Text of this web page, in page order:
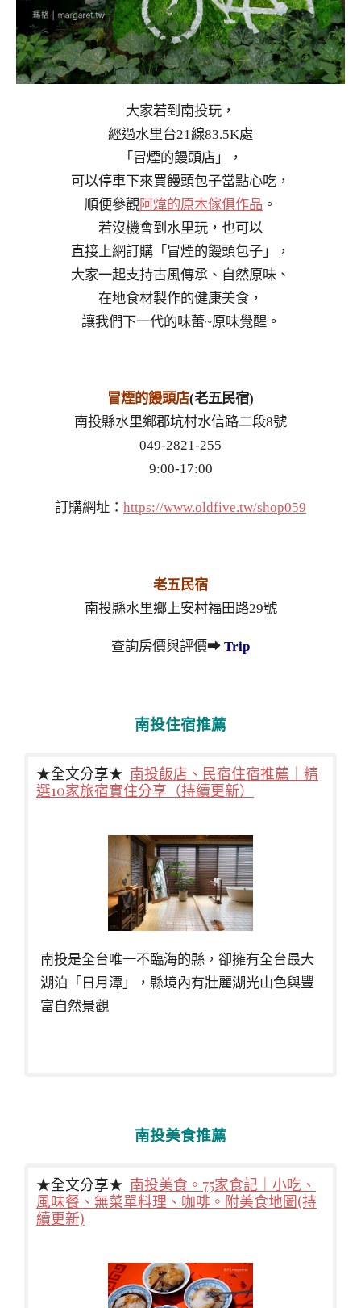
大家若到南投玩，
經過水里台21線83.5K處
「冒煙的饅頭店」，
可以停車下來買饅頭包子當點心吃，
順便參觀阿煒的原木傢俱作品 。
若沒機會到水里玩，也可以
直接上網訂購「冒煙的饅頭包子」，
大家一起支持古風傳承、自然原味、
在地食材製作的健康美食，
讓我們下一代的味蕾~原味覺醒。
冒煙的饅頭店(老五民宿)
南投縣水里鄉郡坑村水信路二段8號
049-2821-255
9:00-17:00
訂購網址： https://www.oldfive.tw/shop059
老五民宿
南投縣水里鄉上安村福田路29號
查詢房價與評價➡ Trip
南投住宿推薦
★全文分享★ 南投飯店、民宿住宿推薦｜精
選10家旅宿實住分享（持續更新）
南投是全台唯一不臨海的縣，卻擁有全台最大
湖泊「日月潭」，縣境內有壯麗湖光山色與豐
富自然景觀
南投美食推薦
★全文分享★ 南投美食。75家食記｜小吃、
風味餐、無菜單料理、咖啡。附美食地圖(持
續更新)